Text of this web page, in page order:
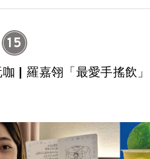
15
| 羅嘉翎「最愛手搖飲」